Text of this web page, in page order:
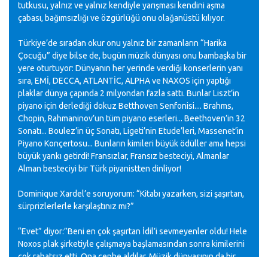
tutkusu, yalnız ve yalnız kendiyle yarışması kendini aşma
çabası, bağımsızlığı ve özgürlüğü onu olağanüstü kılıyor.
Türkiye’de sıradan okur onu yalnız bir zamanların “Harika
Çocuğu” diye bilse de, bugün müzik dünyası onu bambaşka bir
yere oturtuyor: Dünyanın her yerinde verdiği konserlerin yanı
sıra, EMİ, DECCA, ATLANTİC, ALPHA ve NAXOS için yaptığı
plaklar dünya çapında 2 milyondan fazla sattı. Bunlar Liszt’in
piyano için derlediği dokuz Betthoven Senfonisi.... Brahms,
Chopin, Rahmaninov’un tüm piyano eserleri... Beethoven’in 32
Sonatı... Boulez’in üç Sonatı, Ligeti’nin Etude’leri, Massenet’in
Piyano Konçertosu... Bunların kimileri büyük ödüller ama hepsi
büyük yankı getirdi! Fransızlar, Fransız besteciyi, Almanlar
Alman besteciyi bir Türk piyanistten dinliyor!
Dominique Xardel’e soruyorum: “Kitabı yazarken, sizi şaşırtan,
sürprizlerlerle karşılaştınız mı?”
“Evet” diyor:”Beni en çok şaşırtan İdil’i sevmeyenler oldu! Hele
Noxos plak şirketiyle çalışmaya başlamasından sonra kimilerini